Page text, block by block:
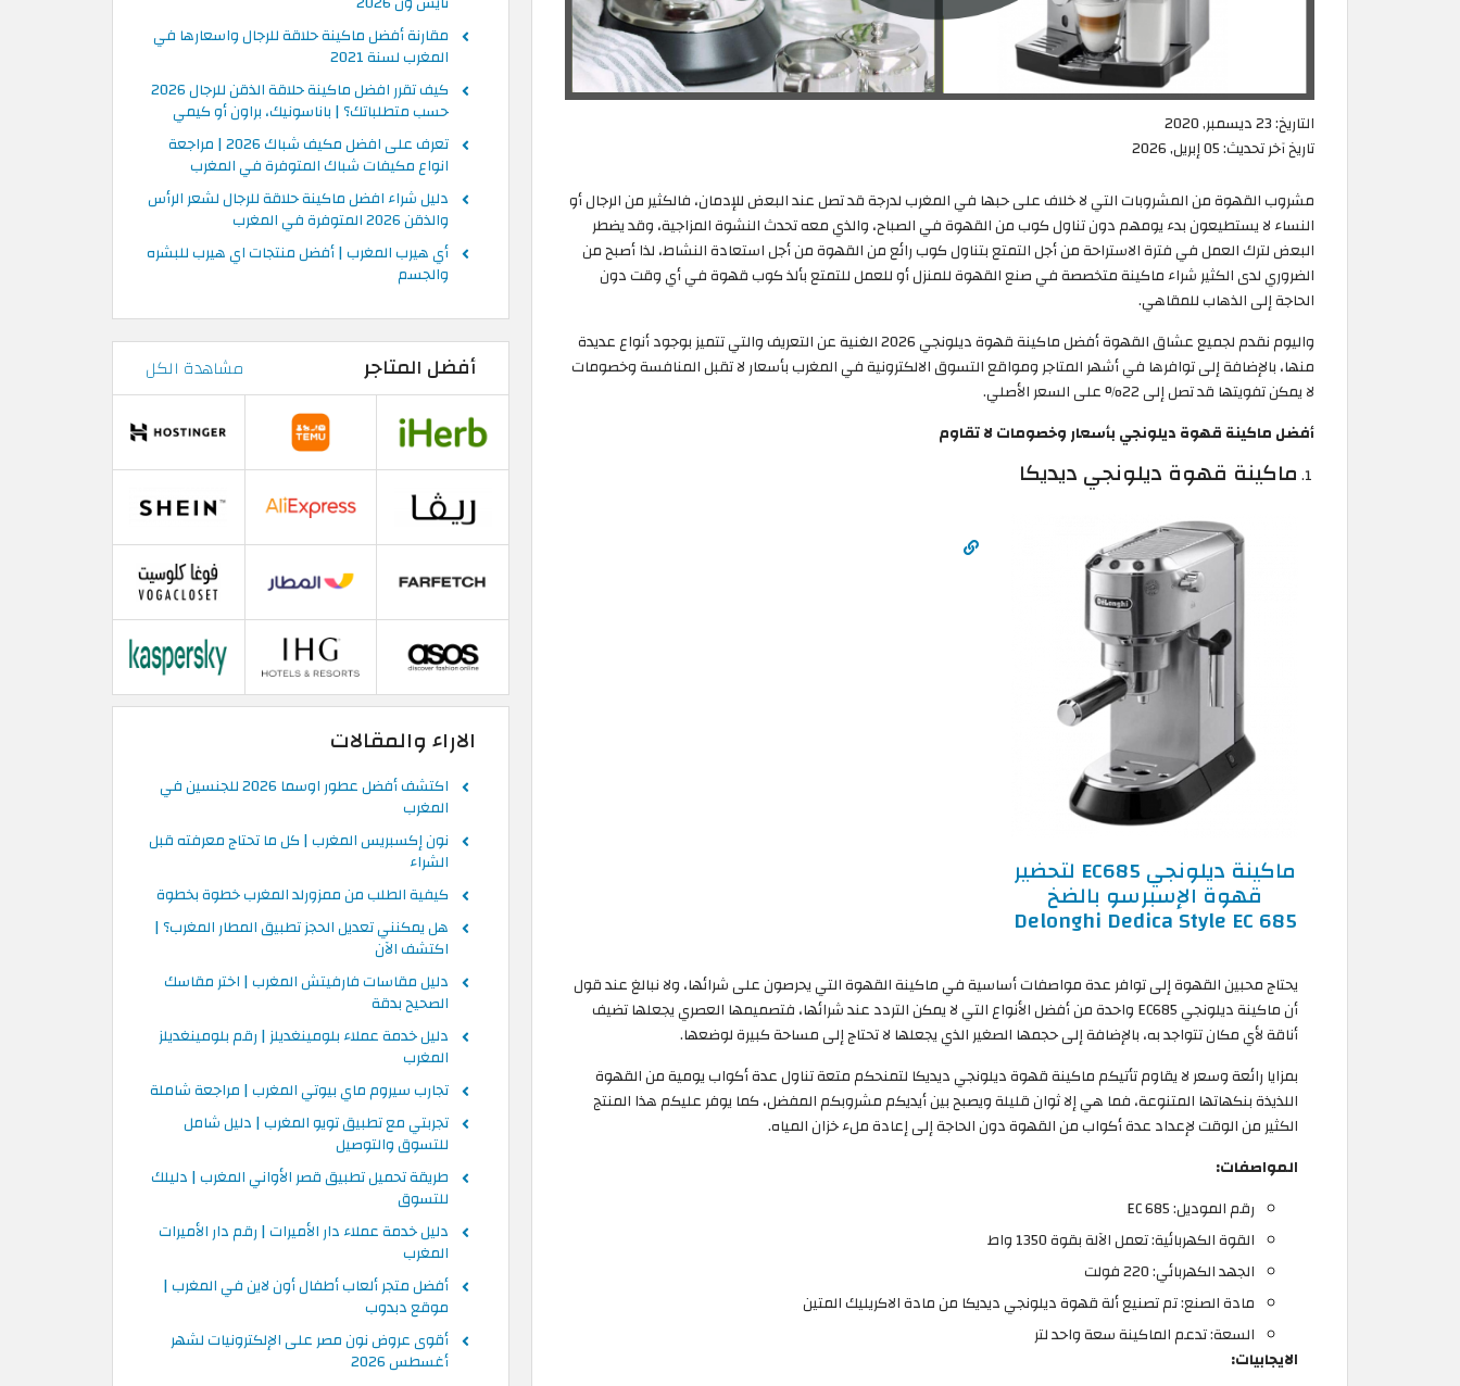
التاريخ:23 ديسمبر, 2020
تاريخ آخر تحديث:05 إبريل, 2026
مشروب القهوة من المشروبات التي لا خلاف على حبها في المغرب لدرجة قد تصل عند البعض للإدمان، فالكثير من الرجال أو
النساء لا يستطيعون بدء يومهم دون تناول كوب من القهوة في الصباح، والذي معه تحدث النشوة المزاجية، وقد يضطر
البعض لترك العمل في فترة الاستراحة من أجل التمتع بتناول كوب رائع من القهوة من أجل استعادة النشاط، لذا أصبح من
الضروري لدى الكثير شراء ماكينة متخصصة في صنع القهوة للمنزل أو للعمل للتمتع بألذ كوب قهوة في أي وقت دون
الحاجة إلى الذهاب للمقاهي.
واليوم نقدم لجميع عشاق القهوة أفضل ماكينة قهوة ديلونجي 2026 الغنية عن التعريف والتي تتميز بوجود أنواع عديدة
منها، بالإضافة إلى توافرها في أشهر المتاجر ومواقع التسوق الالكترونية في المغرب بأسعار لا تقبل المنافسة وخصومات
لا يمكن تفويتها قد تصل إلى 22% على السعر الأصلي.
أفضل ماكينة قهوة ديلونجي بأسعار وخصومات لا تقاوم
ماكينة قهوة ديلونجي ديديكا
ماكينة ديلونجي EC685 لتحضير
قهوة الإسبرسو بالضخ
Delonghi Dedica Style EC 685
يحتاج محبين القهوة إلى توافر عدة مواصفات أساسية في ماكينة القهوة التي يحرصون على شرائها، ولا نبالغ عند قول
أن ماكينة ديلونجي EC685 واحدة من أفضل الأنواع التي لا يمكن التردد عند شرائها، فتصميمها العصري يجعلها تضيف
أناقة لأي مكان تتواجد به، بالإضافة إلى حجمها الصغير الذي يجعلها لا تحتاج إلى مساحة كبيرة لوضعها.
بمزايا رائعة وسعر لا يقاوم تأتيكم ماكينة قهوة ديلونجي ديديكا لتمنحكم متعة تناول عدة أكواب يومية من القهوة
اللذيذة بنكهاتها المتنوعة، فما هي إلا ثوان قليلة ويصبح بين أيديكم مشروبكم المفضل، كما يوفر عليكم هذا المنتج
الكثير من الوقت لإعداد عدة أكواب من القهوة دون الحاجة إلى إعادة ملء خزان المياه.
المواصفات:
رقم الموديل: EC 685
القوة الكهربائية: تعمل الآلة بقوة 1350 واط
الجهد الكهربائي: 220 فولت
مادة الصنع: تم تصنيع ألة قهوة ديلونجي ديديكا من مادة الاكريليك المتين
السعة: تدعم الماكينة سعة واحد لتر
الايجابيات:
مقارنة أفضل ماكينة حلاقة للرجال واسعارها في
المغرب لسنة 2021
كيف تقرر افضل ماكينة حلاقة الذقن للرجال 2026
حسب متطلباتك؟ | باناسونيك، براون أو كيمي
تعرف على افضل مكيف شباك 2026 | مراجعة
انواع مكيفات شباك المتوفرة في المغرب
دليل شراء افضل ماكينة حلاقة للرجال لشعر الرأس
والذقن 2026 المتوفرة في المغرب
أي هيرب المغرب | أفضل منتجات اي هيرب للبشره
والجسم
أفضل المتاجر مشاهدة الكل
الاراء والمقالات
اكتشف أفضل عطور اوسما 2026 للجنسين في
المغرب
نون إكسبريس المغرب | كل ما تحتاج معرفته قبل
الشراء
كيفية الطلب من ممزورلد المغرب خطوة بخطوة
هل يمكنني تعديل الحجز تطبيق المطار المغرب؟ |
اكتشف الآن
دليل مقاسات فارفيتش المغرب | اختر مقاسك
الصحيح بدقة
دليل خدمة عملاء بلومينغديلز | رقم بلومينغديلز
المغرب
تجارب سيروم ماي بيوتي المغرب | مراجعة شاملة
تجربتي مع تطبيق تويو المغرب | دليل شامل
للتسوق والتوصيل
طريقة تحميل تطبيق قصر الأواني المغرب | دليلك
للتسوق
دليل خدمة عملاء دار الأميرات | رقم دار الأميرات
المغرب
أفضل متجر ألعاب أطفال أون لاين في المغرب |
موقع دبدوب
أقوى عروض نون مصر على الإلكترونيات لشهر
أغسطس 2026